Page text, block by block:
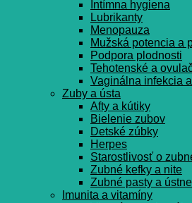
Intímna hygiena
Lubrikanty
Menopauza
Mužská potencia a
Podpora plodnosti
Tehotenské a
Vaginálna infekcia
Zuby a ústa
Afty a kútiky
Bielenie zubov
Detské zúbky
Herpes
Starostlivosť o
Zubné kefky a nite
Zubné pasty a
Imunita a vitamíny